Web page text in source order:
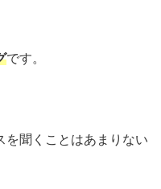
です。
を聞くことはあまりない